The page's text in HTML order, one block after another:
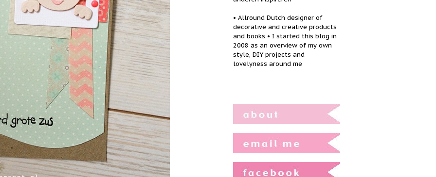
• Allround Dutch designer of
decorative and creative products
and books • I started this blog in
2008 as an overview of my own
style, DIY projects and
lovelyness around me